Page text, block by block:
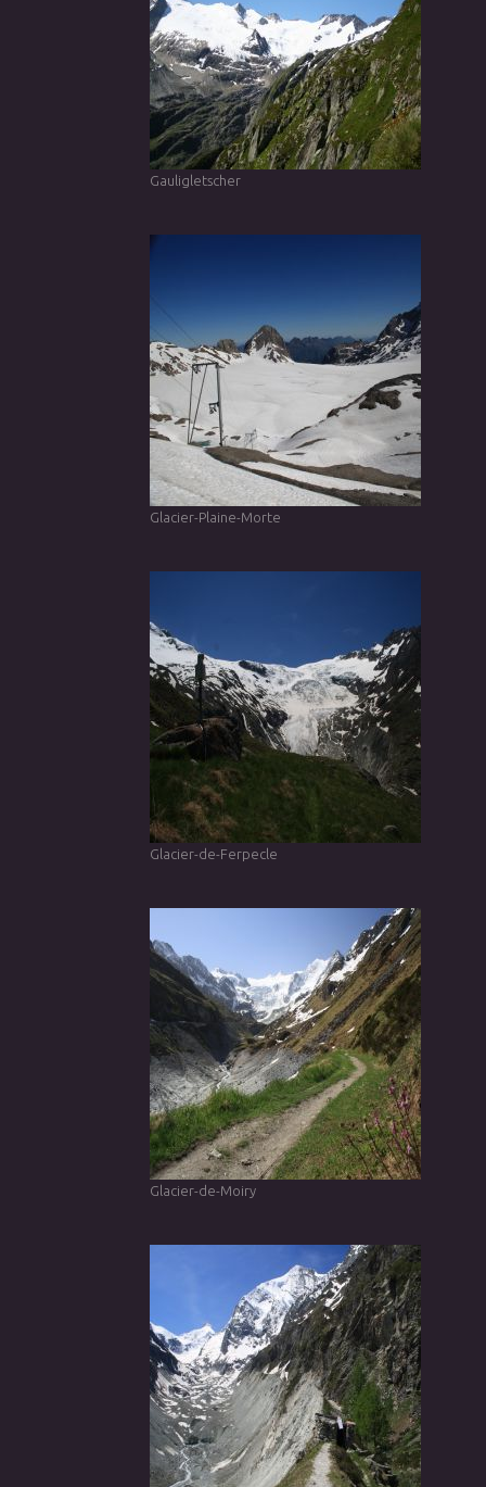
Gauligletscher
Glacier-Plaine-Morte
Glacier-de-Ferpecle
Glacier-de-Moiry